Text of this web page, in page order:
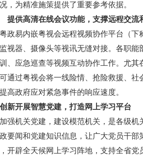
，为精准施策提供了重要参考依据。
提供高清在线会议功能，支撑远程交流
易内嵌粤视会远程视频协作平台（下
视器、摄像头等视讯无缝对接。各职
、应急巡查等视频互动协作工作。尤
通过粤视会将一线险情、抢险救援、
高政府应对紧急事件的响应速度。
开展智慧党建，打造网上学习平台
机关党建，建设模范机关，是各级机
要闻和党建知识信息，让广大党员干
开辟全天候网上学习阵地，支持全省